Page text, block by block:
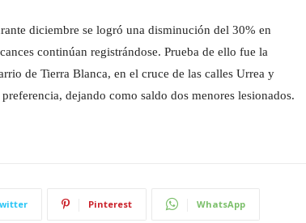
diciembre se logró una disminución del 30% en
continúan registrándose. Prueba de ello fue la
de Tierra Blanca, en el cruce de las calles Urrea y
dejando como saldo dos menores lesionados.
Pinterest WhatsApp